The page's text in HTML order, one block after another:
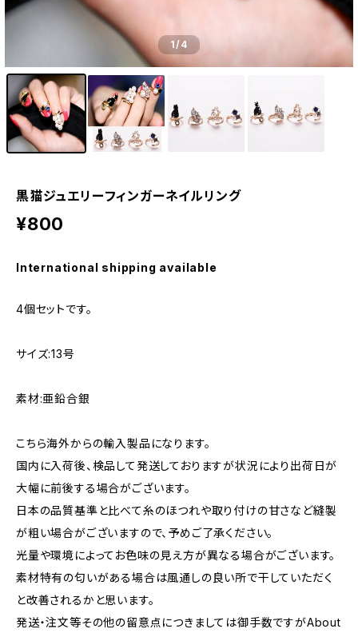
1/4
黒猫ジュエリーフィンガーネイルリング
¥800
International shipping available
4個セットです。
サイズ:13号
素材:亜鉛合銀
こちら海外からの輸入製品になります。
国内に入荷後、検品して発送しておりますが状況により出荷日が
大幅に前後する場合がございます。
日本の品質基準と比べて糸のほつれや取り付けの甘さなど縫製
が粗い場合がございますので、予めご了承ください。
光量や環境によってお色味の見え方が異なる場合がございます。
素材特有の匂いがある場合は風通しの良い所で干していただく
と改善されるかと思います。
発送・注文等その他の留意点につきましては御手数ですがAbout